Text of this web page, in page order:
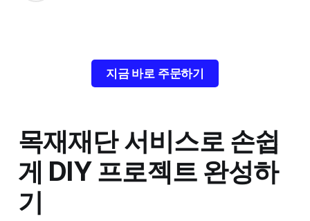
지금 바로 주문하기
목재재단 서비스로 손쉽
게 DIY 프로젝트 완성하
기